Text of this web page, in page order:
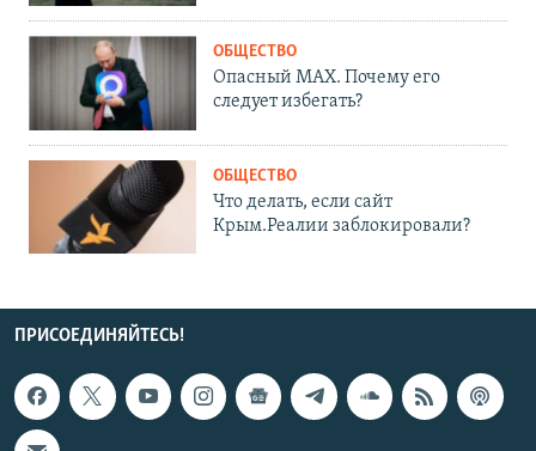
ОБЩЕСТВО
Опасный MAX. Почему его
следует избегать?
ОБЩЕСТВО
Что делать, если сайт
Крым.Реалии заблокировали?
ПРИСОЕДИНЯЙТЕСЬ!